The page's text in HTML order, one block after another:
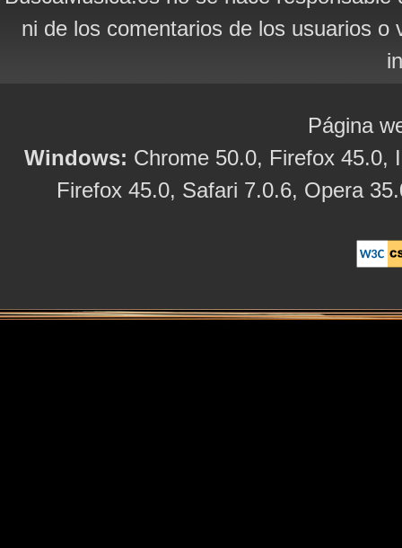
ni de los comentarios de los usuarios
Página
Windows: Chrome 50.0, Firefox 45.0,
Firefox 45.0, Safari 7.0.6, Opera